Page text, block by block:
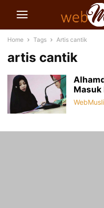
Home Tags Artis cantik
artis cantik
Masuk